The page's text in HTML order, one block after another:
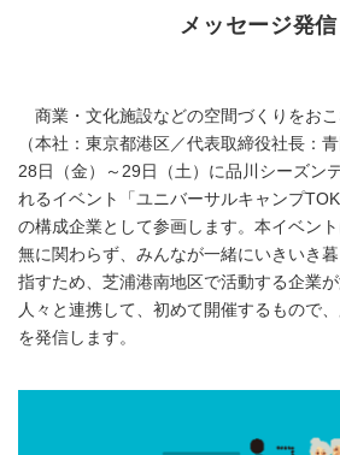
メッセージ発信
商業・文化施設などの空間づくりをお
（本社：東京都港区／代表取締役社長：
28日（金）～29日（土）に品川シーズン
れるイベント「ユニバーサルキャンプ
の構成企業として参画します。本イベン
無に関わらず、みんなが一緒にいきいき
指すため、芝浦港南地区で活動する企業
人々と連携して、初めて開催するもので
を発信します。